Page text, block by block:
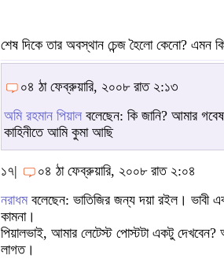
শেষ দিকে তার অবস্থান চেন্জ হৈলো কেনো? এমন
০৪ ঠা ফেব্রুয়ারি, ২০০৮ রাত ২:১৩
অমি রহমান পিয়াল বলেছেন: কি জানি? আমার
কাহিনীতে আমি কুমা আছি
১৭|
০৪ ঠা ফেব্রুয়ারি, ২০০৮ রাত ২:০৪
নরাধমবলেছেন: ভাতিজির জন্য দয়া রইল। ভাবী
কামনা।
পিয়ালভাই, আমার লেটেস্ট পোস্টটা একটু
লাগত।